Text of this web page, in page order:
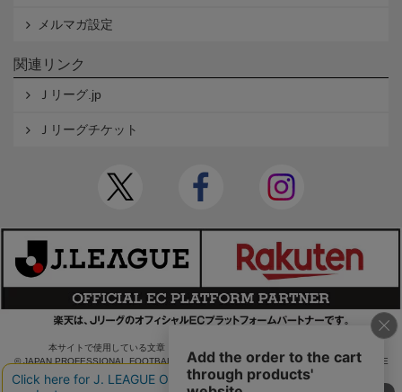
メルマガ設定
関連リンク
Ｊリーグ.jp
Ｊリーグチケット
本サイトで使用している文章・画像等の無断での複製・転載を禁止します。
© JAPAN PROFESSIONAL FOOTBALL LEAGUE Rakuten Group, Inc. ALL RIGHTS RE
SERVED.